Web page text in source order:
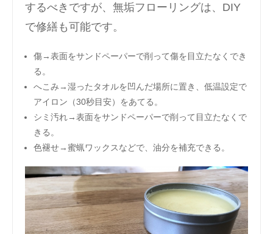
するべきですが、無垢フローリングは、DIY
で修繕も可能です。
傷→表面をサンドペーパーで削って傷を目立たなくでき
る。
へこみ→湿ったタオルを凹んだ場所に置き、低温設定で
アイロン（30秒目安）をあてる。
シミ汚れ→表面をサンドペーパーで削って目立たなくで
きる。
色褪せ→蜜蝋ワックスなどで、油分を補充できる。